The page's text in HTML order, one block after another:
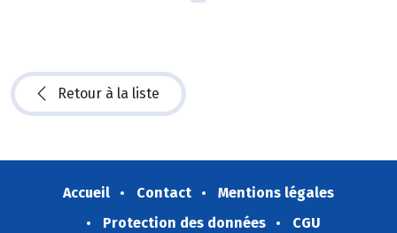
Retour à la liste
Accueil Contact
Mentions légales
Protection des données
CGU